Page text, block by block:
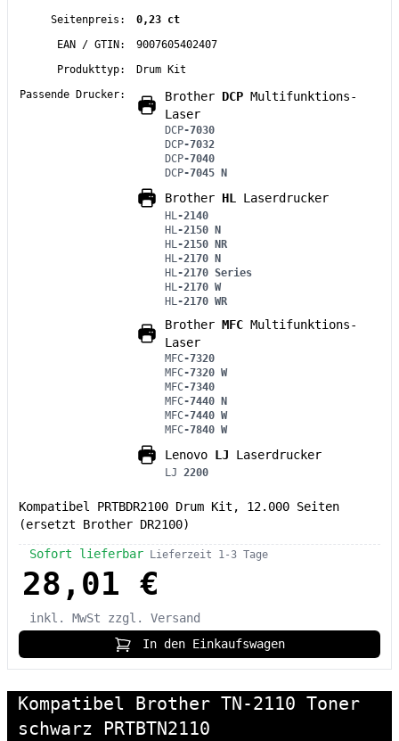
Seitenpreis:
0,23 ct
EAN / GTIN:
9007605402407
Produkttyp:
Drum Kit
Passende Drucker:
Brother DCP Multifunktions-
Laser
DCP-7030
DCP-7032
DCP-7040
DCP-7045 N
Brother HL Laserdrucker
HL-2140
HL-2150 N
HL-2150 NR
HL-2170 N
HL-2170 Series
HL-2170 W
HL-2170 WR
Brother MFC Multifunktions-
Laser
MFC-7320
MFC-7320 W
MFC-7340
MFC-7440 N
MFC-7440 W
MFC-7840 W
Lenovo LJ Laserdrucker
LJ 2200
Kompatibel PRTBDR2100 Drum Kit, 12.000 Seiten
(ersetzt Brother DR2100)
Sofort lieferbar Lieferzeit 1-3 Tage
28,01 €
inkl. MwSt
zzgl. Versand
In den Einkaufswagen
Kompatibel Brother TN-2110 Toner
schwarz PRTBTN2110